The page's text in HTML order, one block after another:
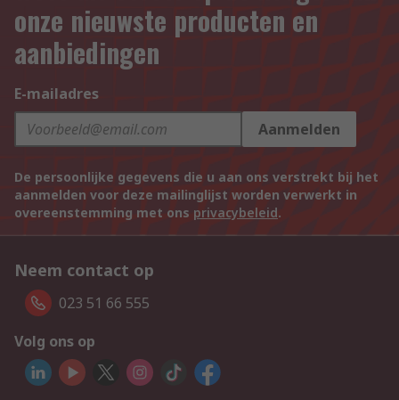
onze nieuwste producten en
aanbiedingen
E-mailadres
Aanmelden
De persoonlijke gegevens die u aan ons verstrekt bij het
aanmelden voor deze mailinglijst worden verwerkt in
overeenstemming met ons privacybeleid.
Neem contact op
023 51 66 555
Volg ons op